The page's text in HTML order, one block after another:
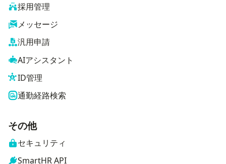
採用管理
メッセージ
汎用申請
AIアシスタント
ID管理
通勤経路検索
その他
セキュリティ
SmartHR API